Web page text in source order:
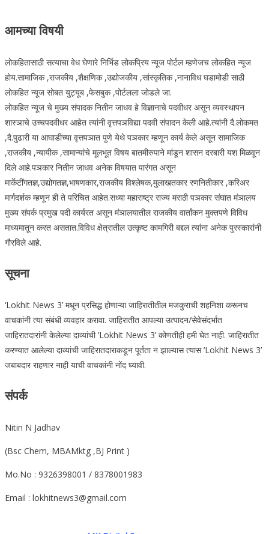
आमच्या विषयी
लोकहितासाठी सत्याचा वेध घेणारे निर्भिड लोकप्रिय न्यूज पोर्टल म्हणेजच लोकहित न्यूज
होय.सामाजिक ,राजकीय ,शैक्षणिक ,उद्योजकीय ,सांस्कृतिक ,नानाविध घडामोडी साठी
लोकहित न्यूज सोबत युट्यूब ,फेसबुक ,पोर्टलला जोडले जा.
लोकहित न्यूज चे मुख्य संपादक नितीन जाधव हे विज्ञानाचे पदवीधर असून व्यवस्थापन
शास्ञाचे उच्चपदवीधर आहेत त्यांनी वृत्तपञविद्या पदवी संपादन केली आहे.त्यांनी दै.लोकमत
,दै.पुढारी या आघाडीच्या वृत्तपञात पुणे येथे पञकार म्हणून कार्य केले असून सामाजिक
,राजकीय ,न्यायीक ,सामान्यांचे मूलभूत विषय बातमीरुपाने मांडून शासन दरबारी यश मिळवून
दिले आहे.पञकार नितीन जाधव अनेक विषयात पारंगत असून
मार्केटींगतज्ञ,उद्योगतज्ञ,भाषणकार,राजकीय विश्लेषक,मुलाखतकार रणनितीकार ,करिअर
मार्गदर्शक म्हणून ही ते परिचित आहेत.सध्या महाराष्ट्र राज्य मराठी पञकार संघात मंञालय
मुख्य संपर्क प्रमुख पदी कार्यरत असून मंञालयातील राजकीय वार्तांकन मुक्तपणे विविध
माध्यमातून करत असतात.विविध क्षेत्रातील उत्कृष्ट कामगिरी बद्दल त्यांना अनेक पुरस्कारांनी
गौरविले आहे.
सूचना
‘Lokhit News 3’ मधून प्रसिद्ध होणाऱ्या जाहिरातीतील मजकुराची शहनिशा करूनच
वाचकांनी त्या संबंधी व्यवहार करावा. जाहिरातीत आपल्या उत्पादन/सेवेसंदर्भात
जाहिरातदारांनी केलेल्या दाव्यांची ‘Lokhit News 3’ कोणतीही हमी घेत नाही. जाहिरातीत
करण्यात आलेल्या दाव्यांची जाहिरातदाराकडून पूर्तता न झाल्यास त्यास ‘Lokhit News 3’
जबाबदार राहणार नाही याची वाचकांनी नोंद घ्यावी.
संपर्क
Nitin N Jadhav
(Bsc Chem, MBAMktg ,BJ Print )
Mo.No : 9326398001 / 8378001983
Email : lokhitnews3@gmail.com